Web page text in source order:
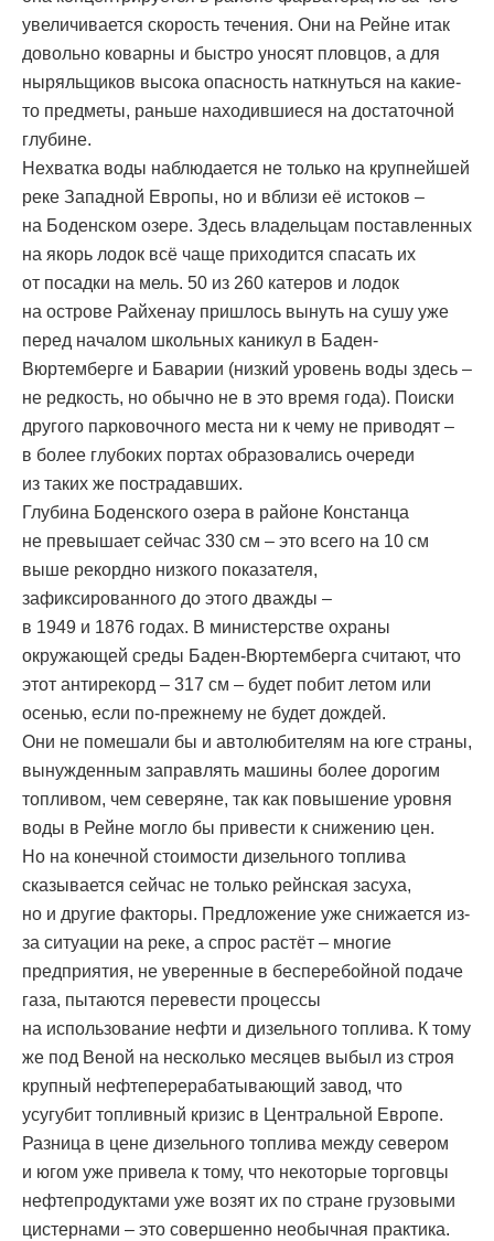
увеличивается скорость течения. Они на Рейне итак
довольно коварны и быстро уносят пловцов, а для
ныряльщиков высока опасность наткнуться на какие-
то предметы, раньше находившиеся на достаточной
глубине.
Нехватка воды наблюдается не только на крупнейшей
реке Западной Европы, но и вблизи её истоков –
на Боденском озере. Здесь владельцам поставленных
на якорь лодок всё чаще приходится спасать их
от посадки на мель. 50 из 260 катеров и лодок
на острове Райхенау пришлось вынуть на сушу уже
перед началом школьных каникул в Баден-
Вюртемберге и Баварии (низкий уровень воды здесь –
не редкость, но обычно не в это время года). Поиски
другого парковочного места ни к чему не приводят –
в более глубоких портах образовались очереди
из таких же пострадавших.
Глубина Боденского озера в районе Констанца
не превышает сейчас 330 см – это всего на 10 см
выше рекордно низкого показателя,
зафиксированного до этого дважды –
в 1949 и 1876 годах. В министерстве охраны
окружающей среды Баден-Вюртемберга считают, что
этот антирекорд – 317 см – будет побит летом или
осенью, если по-прежнему не будет дождей.
Они не помешали бы и автолюбителям на юге страны,
вынужденным заправлять машины более дорогим
топливом, чем северяне, так как повышение уровня
воды в Рейне могло бы привести к снижению цен.
Но на конечной стоимости дизельного топлива
сказывается сейчас не только рейнская засуха,
но и другие факторы. Предложение уже снижается из-
за ситуации на реке, а спрос растёт – многие
предприятия, не уверенные в бесперебойной подаче
газа, пытаются перевести процессы
на использование нефти и дизельного топлива. К тому
же под Веной на несколько месяцев выбыл из строя
крупный нефтеперерабатывающий завод, что
усугубит топливный кризис в Центральной Европе.
Разница в цене дизельного топлива между севером
и югом уже привела к тому, что некоторые торговцы
нефтепродуктами уже возят их по стране грузовыми
цистернами – это совершенно необычная практика.